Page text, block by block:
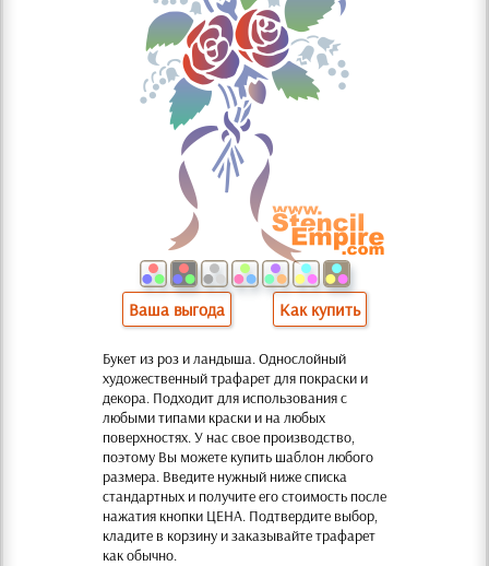
Ваша выгода Как купить
Букет из роз и ландыша. Однослойный
художественный трафарет для покраски и
декора. Подходит для использования с
любыми типами краски и на любых
поверхностях. У нас свое производство,
поэтому Вы можете купить шаблон любого
размера. Введите нужный ниже списка
стандартных и получите его стоимость после
нажатия кнопки ЦЕНА. Подтвердите выбор,
кладите в корзину и заказывайте трафарет
как обычно.